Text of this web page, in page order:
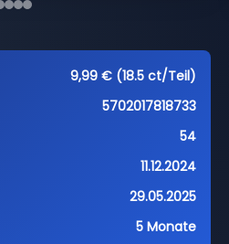
9,99 € (18.5 ct/Teil)
5702017818733
54
11.12.2024
29.05.2025
5 Monate